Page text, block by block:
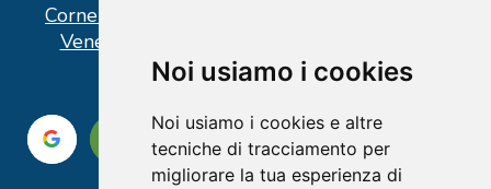
Noi usiamo i cookies
Noi usiamo i cookies e altre
tecniche di tracciamento per
migliorare la tua esperienza di
Corner operativo: I Point Ercolano, via Vittorio
Veneto n° 18 - Piazzale Stazione Ercolano